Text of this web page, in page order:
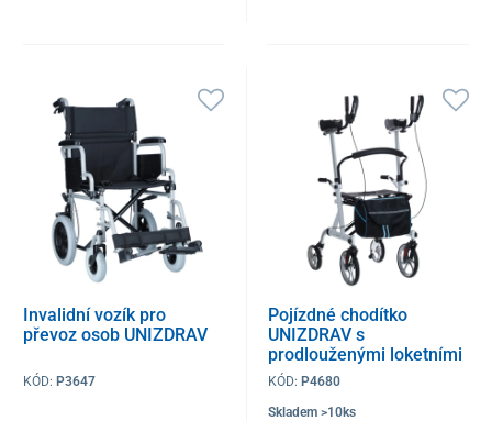
Invalidní vozík pro
převoz osob UNIZDRAV
KÓD: P3647
Pojízdné chodítko
UNIZDRAV s
prodlouženými loketními
opěrkami
KÓD: P4680
Skladem >10ks